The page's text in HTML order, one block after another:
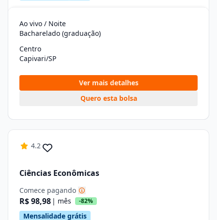
Ao vivo / Noite
Bacharelado (graduação)
Centro
Capivari/SP
Ver mais detalhes
Quero esta bolsa
4.2
Ciências Econômicas
Comece pagando
R$ 98,98 | mês -82%
Mensalidade grátis